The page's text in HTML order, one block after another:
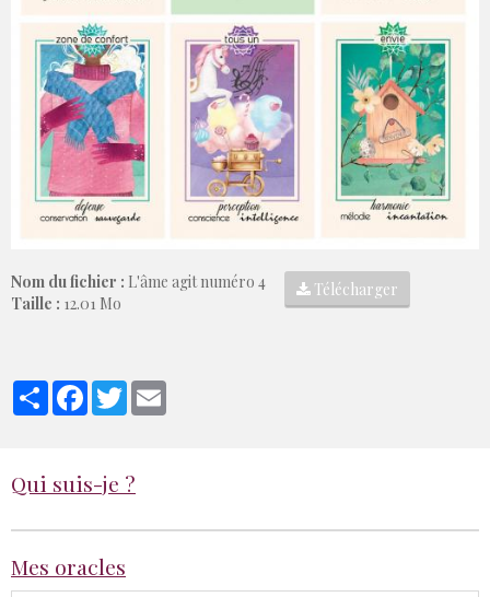
Nom du fichier : L'âme agit numéro 4
Taille : 12.01 Mo
Télécharger
PartagerFacebook
Twitter
Qui suis-je ?
Mes oracles